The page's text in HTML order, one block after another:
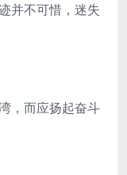
并不可惜，迷失
，而应扬起奋斗